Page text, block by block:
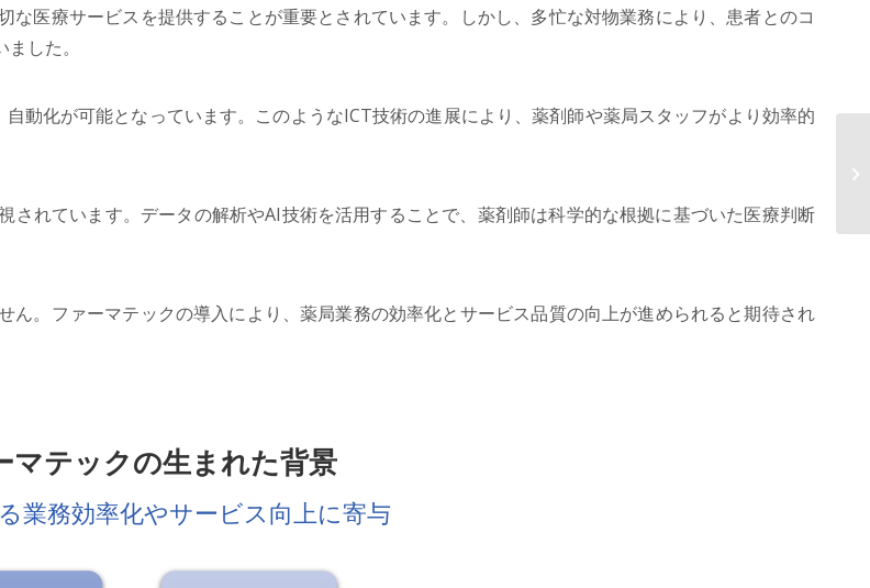
医療サービスを提供することが重要とされています。しかし、多忙な対物業務により、患者とのコ
した。
動化が可能となっています。このようなICT技術の進展により、薬剤師や薬局スタッフがより効率的
れています。データの解析やAI技術を活用することで、薬剤師は科学的な根拠に基づいた医療判断
。ファーマテックの導入により、薬局業務の効率化とサービス品質の向上が進められると期待され
マテックの生まれた背景
業務効率化やサービス向上に寄与